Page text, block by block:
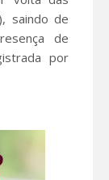
saindo de
de
por